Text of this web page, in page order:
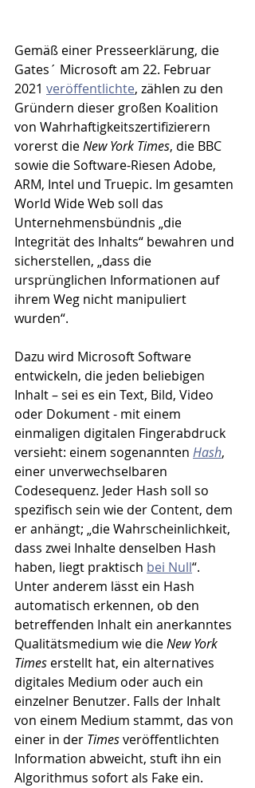
Gemäß einer Presseerklärung, die
Gates´ Microsoft am 22. Februar
2021 veröffentlichte, zählen zu den
Gründern dieser großen Koalition
von Wahrhaftigkeitszertifizierern
vorerst die New York Times, die BBC
sowie die Software-Riesen Adobe,
ARM, Intel und Truepic. Im gesamten
World Wide Web soll das
Unternehmensbündnis „die
Integrität des Inhalts“ bewahren und
sicherstellen, „dass die
ursprünglichen Informationen auf
ihrem Weg nicht manipuliert
wurden“.
Dazu wird Microsoft Software
entwickeln, die jeden beliebigen
Inhalt – sei es ein Text, Bild, Video
oder Dokument - mit einem
einmaligen digitalen Fingerabdruck
versieht: einem sogenannten Hash,
einer unverwechselbaren
Codesequenz. Jeder Hash soll so
spezifisch sein wie der Content, dem
er anhängt; „die Wahrscheinlichkeit,
dass zwei Inhalte denselben Hash
haben, liegt praktisch bei Null“.
Unter anderem lässt ein Hash
automatisch erkennen, ob den
betreffenden Inhalt ein anerkanntes
Qualitätsmedium wie die New York
Times erstellt hat, ein alternatives
digitales Medium oder auch ein
einzelner Benutzer. Falls der Inhalt
von einem Medium stammt, das von
einer in der Times veröffentlichten
Information abweicht, stuft ihn ein
Algorithmus sofort als Fake ein.